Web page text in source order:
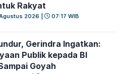
Rakyat
2026 | 07:17 WIB
Gerindra Ingatkan:
Publik kepada BI
Goyah